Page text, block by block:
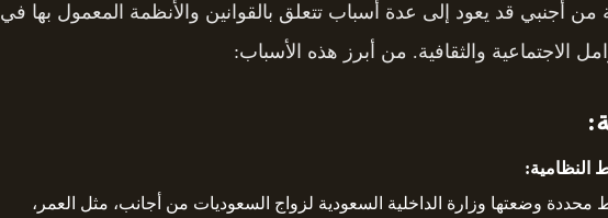
أجنبي قد يعود إلى عدة أسباب تتعلق بالقوانين والأنظمة المعمول بها في
الاجتماعية والثقافية. من أبرز هذه الأسباب:
النظامية:
وضعتها وزارة الداخلية السعودية لزواج السعوديات من أجانب، مثل العمر،